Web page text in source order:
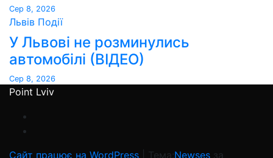
Сер 8, 2026
Львів Події
У Львові не розминулись
автомобілі (ВІДЕО)
Сер 8, 2026
Point Lviv
Сайт працює на WordPress Тема:Newses за